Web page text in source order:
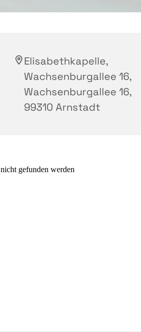
Elisabethkapelle,
Wachsenburgallee 16,
Wachsenburgallee 16,
99310 Arnstadt